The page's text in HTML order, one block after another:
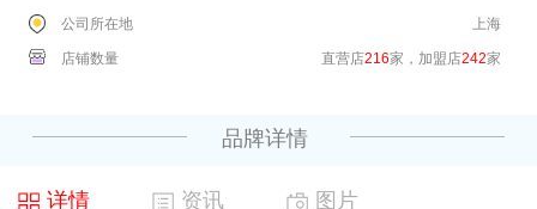
公司所在地 上海
店铺数量 直营店216家，加盟店242家
品牌详情
详情 资讯 图片